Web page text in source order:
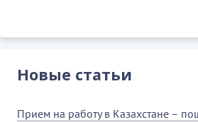
Новые статьи
Прием на работу в Казахстане –